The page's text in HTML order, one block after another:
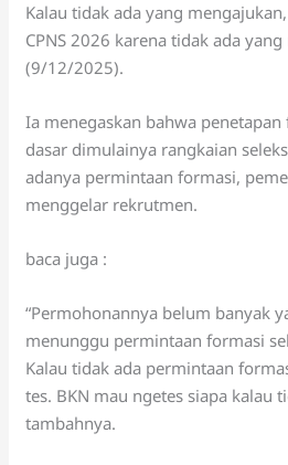
Kalau tidak ada yang
CPNS 2026 karena tidak ada
(9/12/2025).
Ia menegaskan bahwa
dasar dimulainya rangkaian
adanya permintaan formasi,
menggelar rekrutmen.
baca juga :
“Permohonannya belum banyak
menunggu permintaan formasi
Kalau tidak ada permintaan
tes. BKN mau ngetes siapa kalau
tambahnya.